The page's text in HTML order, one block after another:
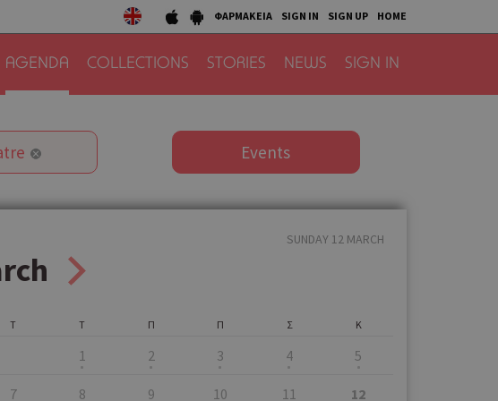
ΦΑΡΜΑΚΕΙΑ SIGN IN SIGN UP HOME
AGENDA COLLECTIONS STORIES NEWS SIGN IN
Events
SUNDAY 12 MARCH
Τ Τ
1
Π
2
Π
3
Σ
4
Κ
5
7 8 9 10 11 12